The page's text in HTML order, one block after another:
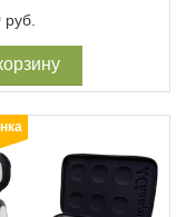
руб.